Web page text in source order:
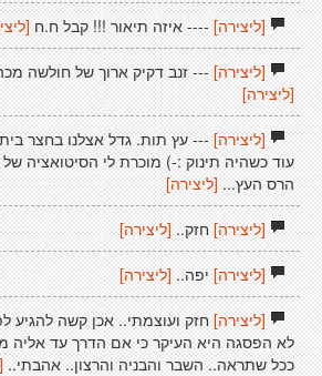
[ליצירה]---- איזה תיאור !!! קבל ח.ח
[ליצירה]--- זנב דקיק ארוך של חולשה
[ליצירה]
[ליצירה]--- עץ תות. גדל אצלנו בחצר
עוד כשהיה תינוק :-) מוכרת לי הסיטואציה
הרס העץ... [ליצירה]
[ליצירה]חזק..[ליצירה]
[ליצירה]יפה..[ליצירה]
[ליצירה]חזק ועוצמתי.. אכן קשה להגיע
לא הפסגה היא העיקר כי אם הדרך עד אליה
ככל שתראה.. השבר והבניה והרצון.. אהבתי..